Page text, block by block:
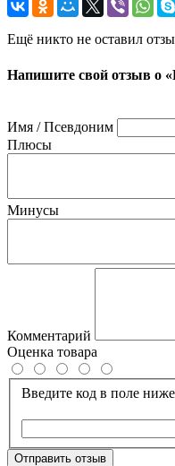
Ещё никто не оставил
Напишите свой отзыв о
Имя / Псевдоним
Плюсы
Минусы
Комментарий
Оценка товара
Введите код в поле ниже
Отправить отзыв